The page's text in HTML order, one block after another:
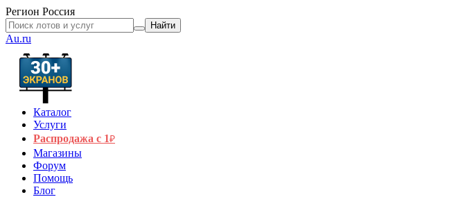
Регион Россия
Найти
Au.ru
Каталог
Услуги
Распродажа с 1₽
Магазины
Форум
Помощь
Блог